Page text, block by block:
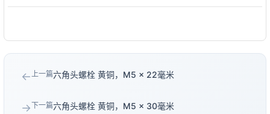
←上一篇六角头螺栓 黄铜，M5 × 22毫米
→下一篇六角头螺栓 黄铜，M5 × 30毫米